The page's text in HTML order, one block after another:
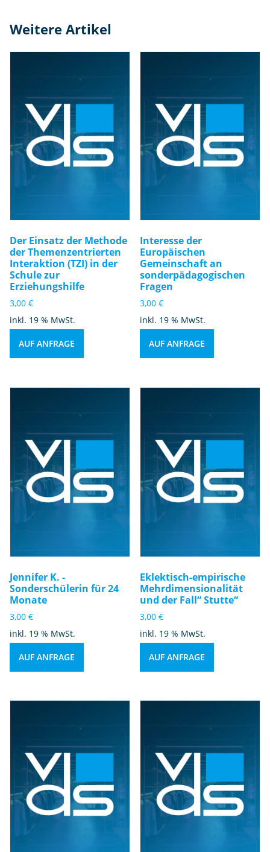
Weitere Artikel
Der Einsatz der Methode
der Themenzentrierten
Interaktion (TZI) in der
Schule zur
Erziehungshilfe
3,00 €
inkl. 19 % MwSt.
AUF ANFRAGE
Interesse der
Europäischen
Gemeinschaft an
sonderpädagogischen
Fragen
3,00€
inkl. 19 % MwSt.
AUF ANFRAGE
Jennifer K. -
Sonderschülerin für 24
Monate
3,00 €
inkl. 19 % MwSt.
AUF ANFRAGE
Eklektisch-empirische
Mehrdimensionalität
und der Fall“ Stutte“
3,00€
inkl. 19 % MwSt.
AUF ANFRAGE